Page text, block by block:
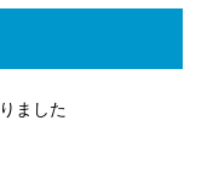
ました